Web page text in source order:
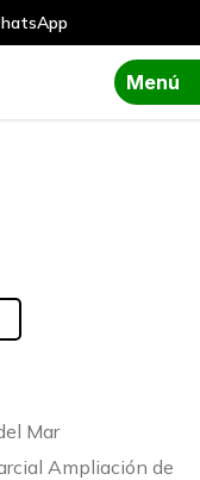
Menú
Mar
Ampliación de